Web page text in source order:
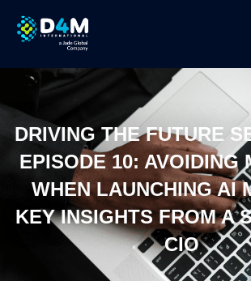
DRIVING THE FUTURE
EPISODE 10: AVOIDING
WHEN LAUNCHING AI
KEY INSIGHTS FROM A
CIO